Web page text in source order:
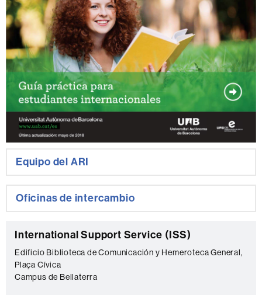
Equipo del ARI
Oficinas de intercambio
C
o
n
International Support Service (ISS)
Edificio Biblioteca de Comunicación y Hemeroteca General,
Plaça Cívica
Campus de Bellaterra